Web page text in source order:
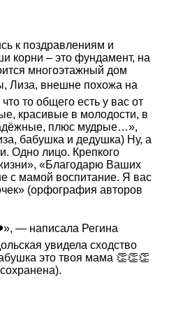
к поздравлениям и
корни – это фундамент, на
многоэтажный дом
Лиза, внешне похожа на
то общего есть у вас от
красивые в молодости, в
плюс мудрые…»,
бабушка и дедушка) Ну, а
Одно лицо. Крепкого
«Благодарю Ваших
с мамой воспитание. Я вас
(орфография авторов
— написала Регина
увидела сходство
это твоя мама 👏👏👏